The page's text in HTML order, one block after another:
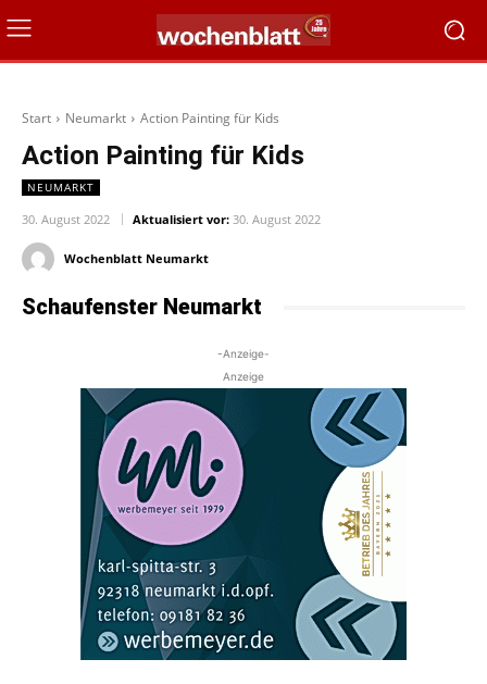
Start Neumarkt Action Painting für Kids
Action Painting für Kids
NEUMARKT
30. August 2022 Aktualisiert vor: 30. August 2022
Wochenblatt Neumarkt
Schaufenster Neumarkt
-Anzeige-
Anzeige